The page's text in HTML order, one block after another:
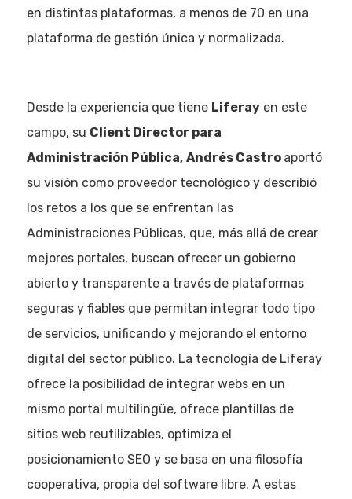
en distintas plataformas, a menos de 70 en una
plataforma de gestión única y normalizada.
Desde la experiencia que tiene Liferayen este
campo, su Client Director para
Administración Pública, Andrés Castro aportó
su visión como proveedor tecnológico y describió
los retos a los que se enfrentan las
Administraciones Públicas, que, más allá de crear
mejores portales, buscan ofrecer un gobierno
abierto y transparente a través de plataformas
seguras y fiables que permitan integrar todo tipo
de servicios, unificando y mejorando el entorno
digital del sector público. La tecnología de Liferay
ofrece la posibilidad de integrar webs en un
mismo portal multilingüe, ofrece plantillas de
sitios web reutilizables, optimiza el
posicionamiento SEO y se basa en una filosofía
cooperativa, propia del software libre. A estas
Quiénes